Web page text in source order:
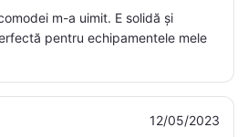
m-a uimit. E solidă și
pentru echipamentele mele
12/05/2023